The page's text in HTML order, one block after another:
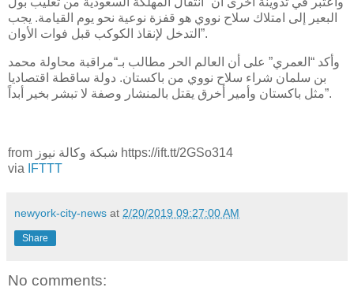
البعير إلى امتلاك سلاح نووي هو قفزة نوعية نحو يوم القيامة. يجب
التدخل لإنقاذ الكوكب قبل فوات الأوان”.
وأكد “العمري” على أن العالم الحر مطالب بـ“مراقبة محاولة محمد
بن سلمان شراء سلاح نووي من باكستان. دولة ساقطة اقتصاديا
مثل باكستان وأمير أخرق يقتل بالمنشار وصفة لا تبشر بخير أبداً”.
from شبكة وكالة نيوز https://ift.tt/2GSo314
via
IFTTT
newyork-city-news at 2/20/2019 09:27:00 AM
Share
No comments: